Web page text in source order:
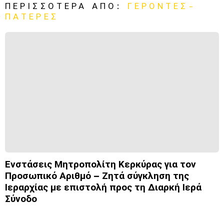
ΠΕΡΙΣΣΌΤΕΡΑ ΑΠΌ: ΓΕΡΟΝΤΕΣ-
ΠΑΤΕΡΕΣ
Ενστάσεις Μητροπολίτη Κερκύρας για τον
Προσωπικό Αριθμό – Ζητά σύγκληση της
Ιεραρχίας με επιστολή προς τη Διαρκή Ιερά
Σύνοδο